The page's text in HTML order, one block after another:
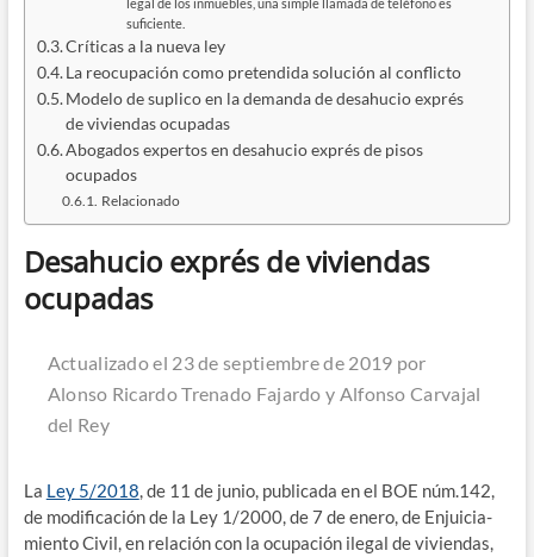
legal de los inmue­bles, una sim­ple lla­ma­da de telé­fono es
suficiente.
Crí­ti­cas a la nue­va ley
La reocu­pa­ción como pre­ten­di­da solu­ción al conflicto
Mode­lo de supli­co en la deman­da de desahu­cio exprés
de vivien­das ocupadas
Abo­ga­dos exper­tos en desahu­cio exprés de pisos
ocupados
Rela­cio­na­do
Desahucio exprés de viviendas
ocupadas
Actua­li­za­do el 23 de sep­tiem­bre de 2019 por
Alon­so Ricar­do Tre­na­do Fajar­do y Alfon­so Car­va­jal
del Rey
La Ley 5/​2018, de 11 de junio, publi­ca­da en el BOE núm.142,
de modi­fi­ca­ción de la Ley 1/​2000, de 7 de enero, de Enjui­cia­
mien­to Civil, en rela­ción con la ocu­pa­ción ile­gal de vivien­das,